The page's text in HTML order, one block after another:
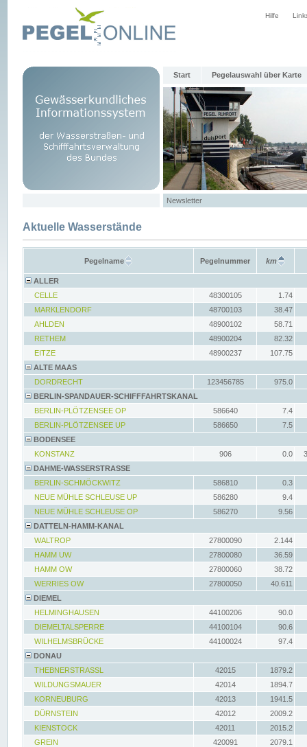
Hilfe
Start Pegelauswahl über Karte
Newsletter
Aktuelle Wasserstände
Pegelname Pegelnummer km
ALLER
CELLE
48300105
1.74
MARKLENDORF
48700103
38.47
AHLDEN
48900102
58.71
RETHEM
48900204
82.32
EITZE
48900237
107.75
ALTE MAAS
DORDRECHT
123456785
975.0
BERLIN-SPANDAUER-SCHIFFFAHRTSKANAL
BERLIN-PLÖTZENSEE OP
586640
7.4
BERLIN-PLÖTZENSEE UP
586650
7.5
BODENSEE
KONSTANZ
906 0.0
DAHME-WASSERSTRASSE
BERLIN-SCHMÖCKWITZ
586810
0.3
NEUE MÜHLE SCHLEUSE UP
586280
9.4
NEUE MÜHLE SCHLEUSE OP
586270
9.56
DATTELN-HAMM-KANAL
WALTROP
27800090
2.144
HAMM UW
27800080
36.59
HAMM OW
27800060
38.72
WERRIES OW
27800050
40.611
DIEMEL
HELMINGHAUSEN
44100206
90.0
DIEMELTALSPERRE
44100104
90.6
WILHELMSBRÜCKE
44100024
97.4
DONAU
THEBNERSTRASSL
42015
1879.2
WILDUNGSMAUER
42014
1894.7
KORNEUBURG
42013
1941.5
DÜRNSTEIN
42012
2009.2
KIENSTOCK
42011
2015.2
GREIN
420091
2079.1